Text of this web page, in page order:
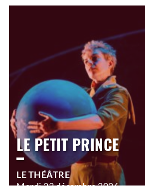
LE PETIT PRINCE
LE THÉÂTRE
Mardi22 décembre 2026